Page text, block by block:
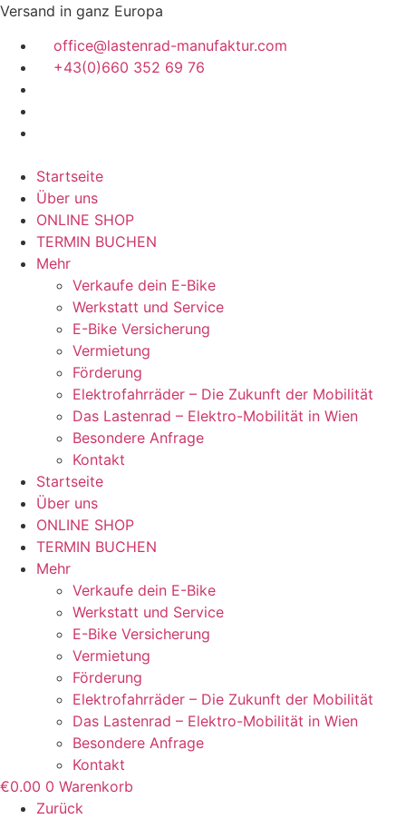
Zum
springen
Versand in ganz Europa
office@lastenrad-manufaktur.com
+43(0)660 352 69 76
Startseite
Über uns
ONLINE SHOP
TERMIN BUCHEN
Mehr
Verkaufe dein E-Bike
Werkstatt und Service
E-Bike Versicherung
Vermietung
Förderung
Elektrofahrräder – Die Zukunft der Mobilität
Das Lastenrad – Elektro-Mobilität in Wien
Besondere Anfrage
Kontakt
Startseite
Über uns
ONLINE SHOP
TERMIN BUCHEN
Mehr
Verkaufe dein E-Bike
Werkstatt und Service
E-Bike Versicherung
Vermietung
Förderung
Elektrofahrräder – Die Zukunft der Mobilität
Das Lastenrad – Elektro-Mobilität in Wien
Besondere Anfrage
Kontakt
€0.00 0 Warenkorb
Zurück